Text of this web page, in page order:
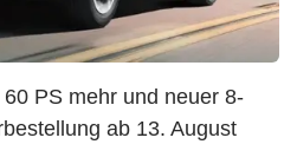
PS mehr und neuer 8-
ab 13. August